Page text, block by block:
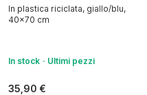
In plastica riciclata, giallo/blu,
40x70 cm
In stock Ultimi pezzi
35,90 €